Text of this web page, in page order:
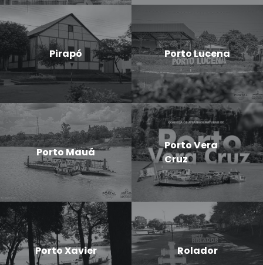
Pirapó Porto Lucena
Porto Mauá
Porto Vera
Cruz
Porto Xavier Rolador